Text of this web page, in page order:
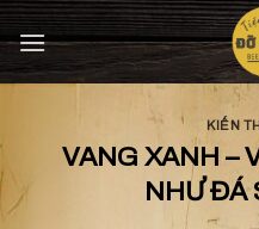
Skip
to
content
KIẾN
VANG XANH –
NHƯ ĐÁ